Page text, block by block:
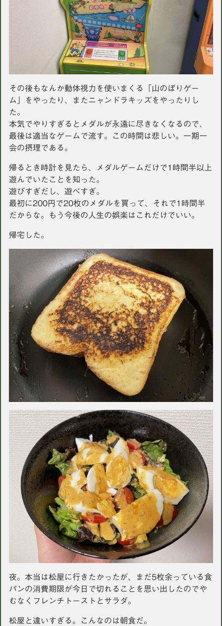
その後もなんか動体視力を使いまくる「山のぼりゲー
ム」をやったり、またニャンドラキッズをやったりし
た。
本気でやりすぎるとメダルが永遠に尽きなくなるので、
最後は適当なゲームで流す。この時間は悲しい。一期一
会の摂理である。
帰るとき時計を見たら、メダルゲームだけで1時間半以上
遊んでいたことを知った。
遊びすぎだし、遊べすぎ。
最初に200円で20枚のメダルを買って、それで1時間半
だからな。もう今後の人生の娯楽はこれだけでいい。
帰宅した。
夜。本当は松屋に行きたかったが、まだ5枚余っている食
パンの消費期限が今日で切れることを思い出したのでや
むなくフレンチトーストとサラダ。
松屋と違いすぎる。こんなのは朝食だ。